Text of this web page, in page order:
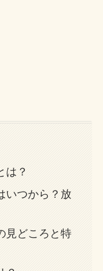
は？
いつから？放
見どころと特